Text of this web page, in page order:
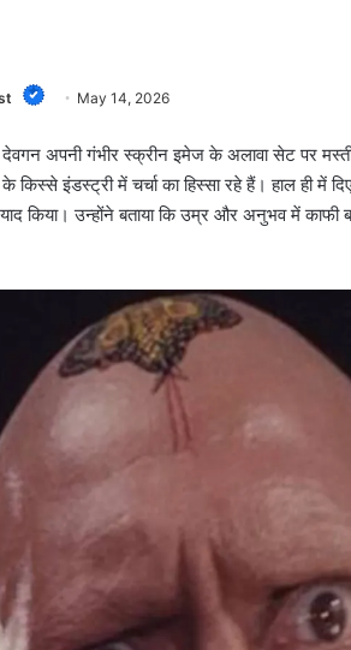
May 14, 2026
अपनी गंभीर स्क्रीन इमेज के अलावा सेट पर
इंडस्ट्री में चर्चा का हिस्सा रहे हैं। हाल ही में
किया। उन्होंने बताया कि उम्र और अनुभव में काफी